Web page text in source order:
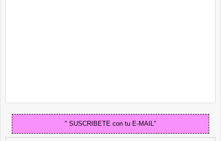
" SUSCRIBETE con tu E-MAIL"